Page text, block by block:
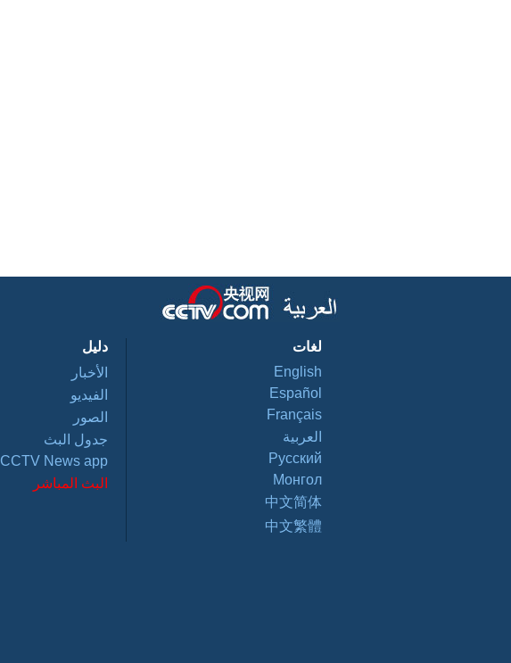
لغات
English
Español
Français
العربية
Pусский
Монгол
中文简体
中文繁體
دليل
الأخبار
الفيديو
الصور
جدول البث
CCTV News app
البث المباشر